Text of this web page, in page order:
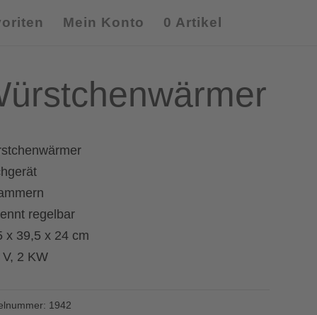
Mein Konto 0 Artikel
regelbar
x 39,5 x 24 cm
V, 2 KW
1942